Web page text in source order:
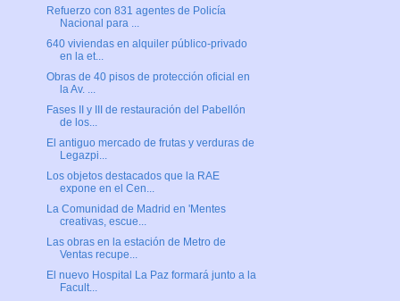
Refuerzo con 831 agentes de Policía
Nacional para ...
640 viviendas en alquiler público-privado
en la et...
Obras de 40 pisos de protección oficial en
la Av. ...
Fases II y III de restauración del Pabellón
de los...
El antiguo mercado de frutas y verduras de
Legazpi...
Los objetos destacados que la RAE
expone en el Cen...
La Comunidad de Madrid en 'Mentes
creativas, escue...
Las obras en la estación de Metro de
Ventas recupe...
El nuevo Hospital La Paz formará junto a la
Facult...